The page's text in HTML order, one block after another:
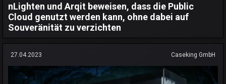
nLighten und Arqit beweisen, dass die Public
Cloud genutzt werden kann, ohne dabei auf
Souveränität zu verzichten
27.04.2023 Caseking GmbH